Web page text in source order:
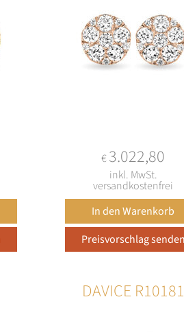
€3.022,80
inkl. MwSt.
versandkostenfrei
DAVICE R10181